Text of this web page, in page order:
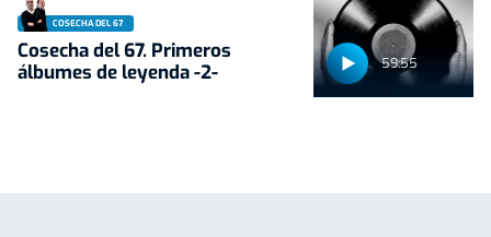
59:55
COSECHA DEL 67
Cosecha del 67. Primeros
álbumes de leyenda -2-